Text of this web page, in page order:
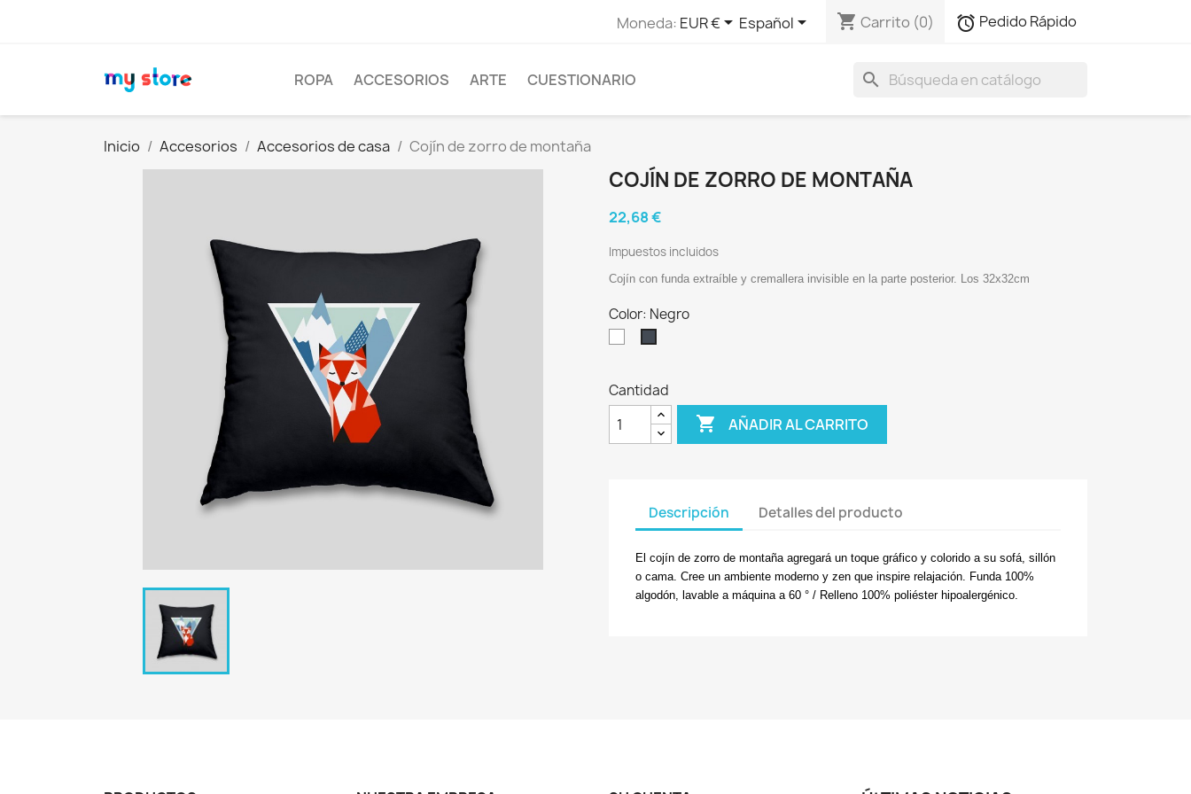
Moneda: EUR € Español shopping_cart Carrito (0) alarm Pedido Rápido
ROPA ACCESORIOS ARTE CUESTIONARIO search
Inicio Accesorios Accesorios de casa Cojín de zorro de montaña
COJÍN DE ZORRO DE MONTAÑA
22,68 €
Impuestos incluidos
Cojín con funda extraíble y cremallera invisible en la parte posterior. Los 32x32cm
Color: Negro
Cantidad
 AÑADIR AL CARRITO
Descripción Detalles del producto
El cojín de zorro de montaña agregará un toque gráfico y colorido a su sofá, sillón
o cama. Cree un ambiente moderno y zen que inspire relajación. Funda 100%
algodón, lavable a máquina a 60 ° / Relleno 100% poliéster hipoalergénico.